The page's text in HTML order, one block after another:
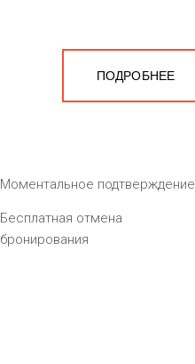
ПОДРОБНЕЕ
Моментальное подтверждение
Бесплатная отмена
бронирования